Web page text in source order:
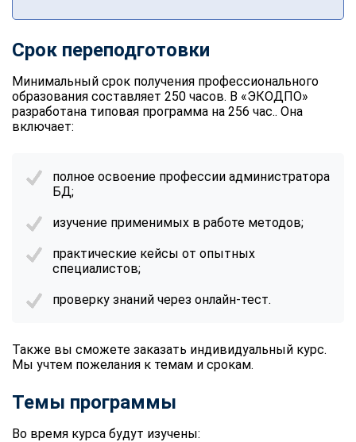
Срок переподготовки
Минимальный срок получения профессионального
образования составляет 250 часов. В «ЭКОДПО»
разработана типовая программа на 256 час.. Она
включает:
полное освоение профессии администратора
БД;
изучение применимых в работе методов;
практические кейсы от опытных
специалистов;
проверку знаний через онлайн-тест.
Также вы сможете заказать индивидуальный курс.
Мы учтем пожелания к темам и срокам.
Темы программы
Во время курса будут изучены: